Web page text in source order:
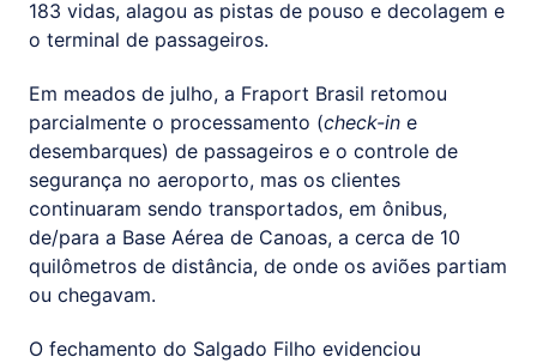
183 vidas, alagou as pistas de pouso e decolagem e
o terminal de passageiros.
Em meados de julho, a Fraport Brasil retomou
parcialmente o processamento (check-in e
desembarques) de passageiros e o controle de
segurança no aeroporto, mas os clientes
continuaram sendo transportados, em ônibus,
de/para a Base Aérea de Canoas, a cerca de 10
quilômetros de distância, de onde os aviões partiam
ou chegavam.
O fechamento do Salgado Filho evidenciou